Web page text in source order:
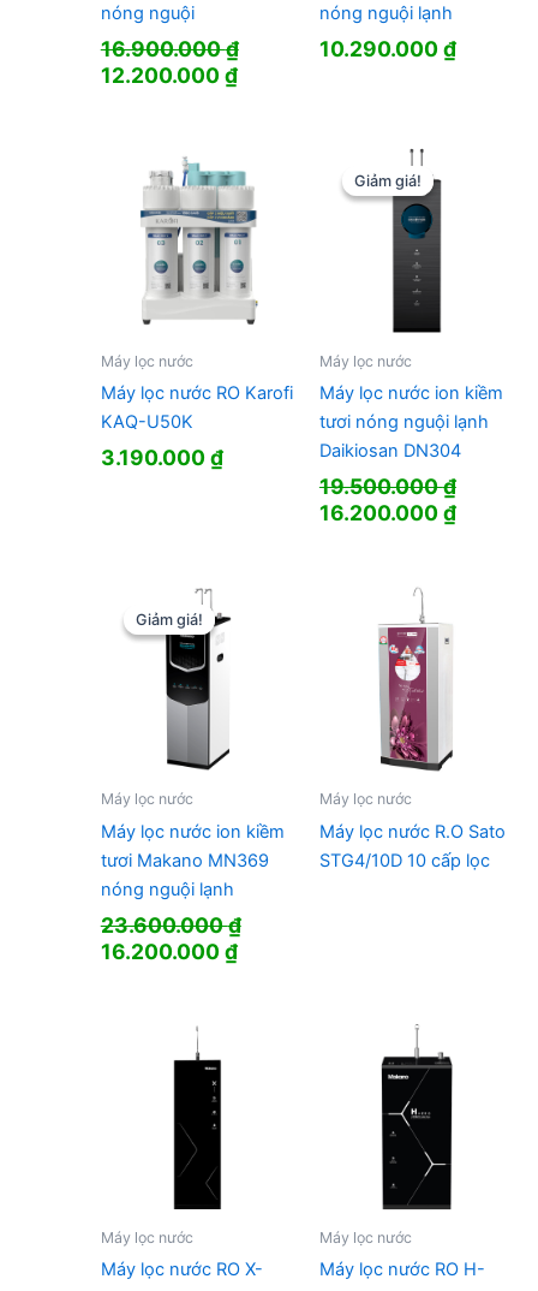
nóng nguội
16.900.000₫
Giá
16.900.000 ₫.
12.200.000₫Giá
12.200.000 ₫.
nóng nguội lạnh
10.290.000₫
Máy lọc nước
Máy lọc nước RO Karofi
KAQ-U50K
3.190.000₫
Giảm giá!
Giảm giá!
Máy lọc nước
Máy lọc nước ion kiềm
tươi nóng nguội lạnh
Daikiosan DN304
19.500.000₫
Giá
19.500.000 ₫.
16.200.000₫Giá
Giảm giá!
Giảm giá!
Máy lọc nước
Máy lọc nước ion kiềm
tươi Makano MN369
nóng nguội lạnh
23.600.000₫
Giá
23.600.000 ₫.
16.200.000₫Giá
Máy lọc nước
Máy lọc nước R.O Sato
STG4/10D 10 cấp lọc
Máy lọc nước
Máy lọc nước RO X-
Máy lọc nước
Máy lọc nước RO H-